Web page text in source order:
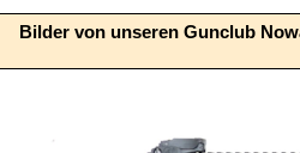
Bilder von unseren Gunclub